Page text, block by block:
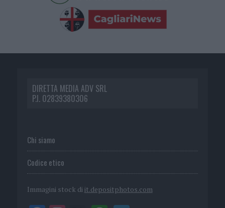
DIRETTA MEDIA ADV SRL
P.I. 02839380306
Chi siamo
Codice etico
Immagini stock di it.depositphotos.com